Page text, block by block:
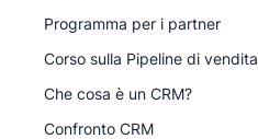
Programma per i partner
Corso sulla Pipeline di vendita
Che cosa è un CRM?
Confronto CRM